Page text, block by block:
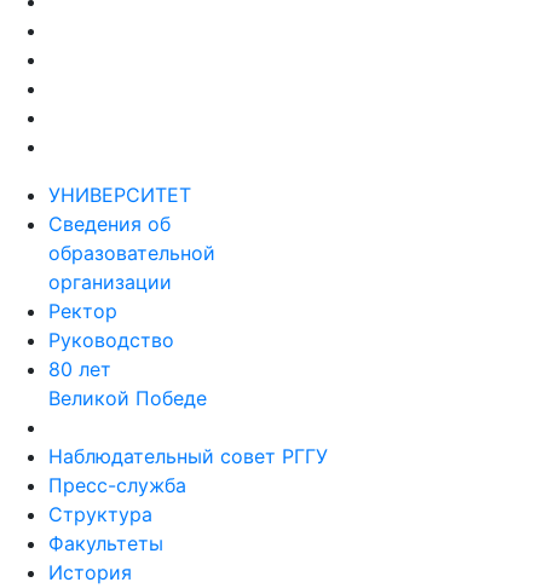
УНИВЕРСИТЕТ
Сведения об
образовательной
организации
Ректор
Руководство
80 лет
Великой Победе
Наблюдательный совет РГГУ
Пресс-служба
Структура
Факультеты
История